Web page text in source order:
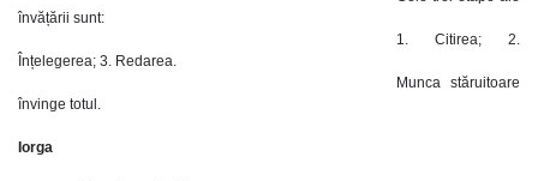
învățării sunt:
1. Citirea; 2.
Înțelegerea; 3. Redarea.
Munca stăruitoare
învinge totul.
Iorga